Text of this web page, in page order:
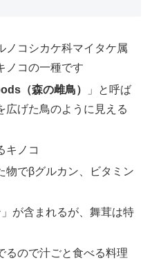
ノコシカケ科マイタケ属
ノコの一種です
（森の雌鳥）
」と呼ば
広げた鳥のように見える
キノコ
物でβグルカン、ビタミン
が含まれるが、舞茸は特
るので汁ごと食べる料理